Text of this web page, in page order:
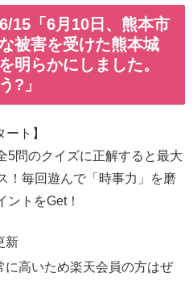
15「6月10日、熊本市
被害を受けた熊本城
明らかにしました。
?」
ト】
5問のクイズに正解すると最大
！毎回遊んで「時事力」を磨
ントをGet！
新
に高いため楽天会員の方はぜ